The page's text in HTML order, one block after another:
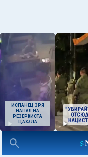
ИСПАНЕЦ ЗРЯ
НАПАЛ НА
РЕЗЕРВИСТА
ЦАХАЛА